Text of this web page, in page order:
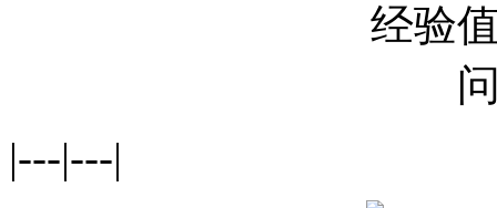
|---|---|